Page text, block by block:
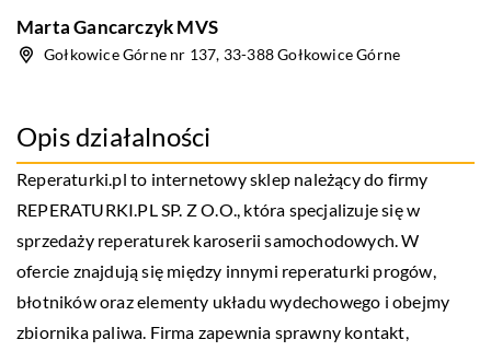
Marta Gancarczyk MVS
Gołkowice Górne nr 137, 33-388 Gołkowice Górne
Opis działalności
Reperaturki.pl to internetowy sklep należący do firmy
REPERATURKI.PL SP. Z O.O., która specjalizuje się w
sprzedaży reperaturek karoserii samochodowych. W
ofercie znajdują się między innymi reperaturki progów,
błotników oraz elementy układu wydechowego i obejmy
zbiornika paliwa. Firma zapewnia sprawny kontakt,